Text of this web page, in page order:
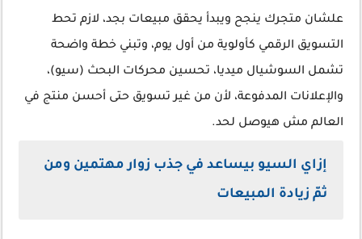
علشان متجرك ينجح ويبدأ يحقق مبيعات بجد، لازم تحط
التسويق الرقمي كأولوية من أول يوم، وتبني خطة واضحة
تشمل السوشيال ميديا، تحسين محركات البحث (سيو)،
والإعلانات المدفوعة، لأن من غير تسويق حتى أحسن منتج في
العالم مش هيوصل لحد.
إزاي السيو بيساعد في جذب زوار مهتمين ومن
ثمّ زيادة المبيعات